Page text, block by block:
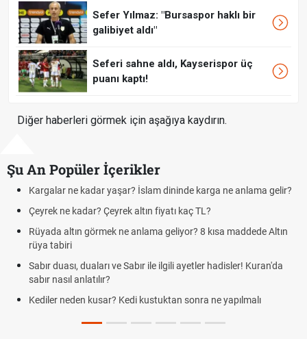
Sefer Yılmaz: "Bursaspor haklı bir
galibiyet aldı"
Seferi sahne aldı, Kayserispor üç
puanı kaptı!
Diğer haberleri görmek için aşağıya kaydırın.
Şu An Popüler İçerikler
Kargalar ne kadar yaşar? İslam dininde karga ne anlama gelir?
Çeyrek ne kadar? Çeyrek altın fiyatı kaç TL?
Rüyada altın görmek ne anlama geliyor? 8 kısa maddede Altın
rüya tabiri
Sabır duası, duaları ve Sabır ile ilgili ayetler hadisler! Kuran'da
sabır nasıl anlatılır?
Kediler neden kusar? Kedi kustuktan sonra ne yapılmalı